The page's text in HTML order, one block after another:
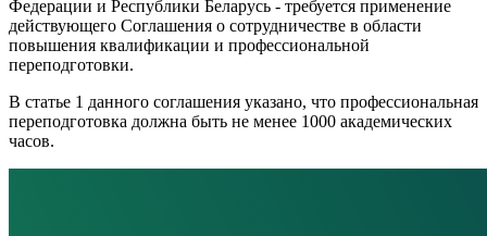
Федерации и Республики Беларусь - требуется применение
действующего Соглашения о сотрудничестве в области
повышения квалификации и профессиональной
переподготовки.
В статье 1 данного соглашения указано, что профессиональная
переподготовка должна быть не менее 1000 академических
часов.